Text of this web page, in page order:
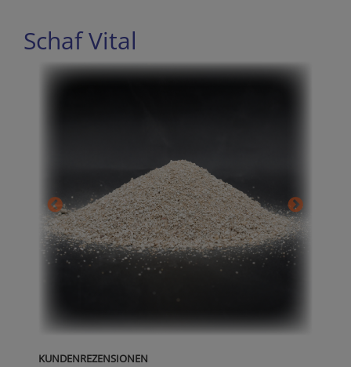
Schaf Vital
KUNDENREZENSIONEN